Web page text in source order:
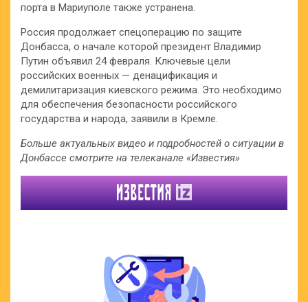
порта в Мариуполе также устранена.
Россия продолжает спецоперацию по защите
Донбасса, о начале которой президент Владимир
Путин объявил 24 февраля. Ключевые цели
российских военных — денацификация и
демилитаризация киевского режима. Это необходимо
для обеспечения безопасности российского
государства и народа, заявили в Кремле.
Больше актуальных видео и подробностей о ситуации в
Донбассе смотрите на телеканале «Известия»